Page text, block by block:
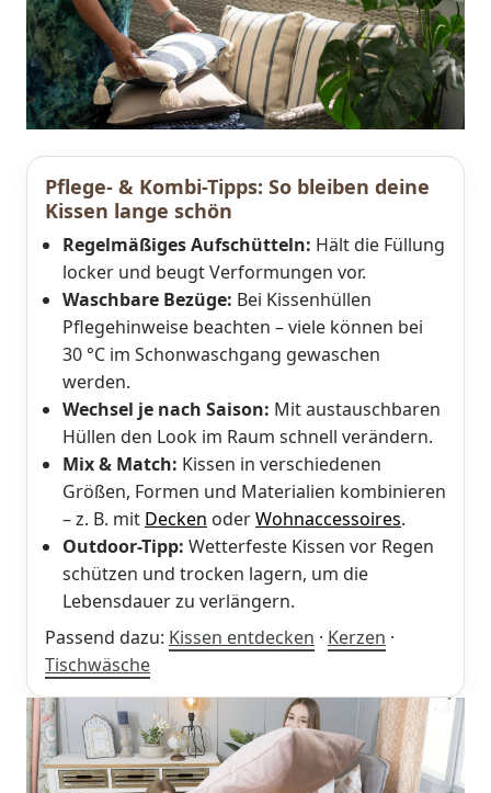
Pflege- & Kombi-Tipps: So bleiben deine
Kissen lange schön
Regelmäßiges Aufschütteln: Hält die Füllung
locker und beugt Verformungen vor.
Waschbare Bezüge: Bei Kissenhüllen
Pflegehinweise beachten – viele können bei
30 °C im Schonwaschgang gewaschen
werden.
Wechsel je nach Saison: Mit austauschbaren
Hüllen den Look im Raum schnell verändern.
Mix & Match: Kissen in verschiedenen
Größen, Formen und Materialien kombinieren
– z. B. mit Decken oderWohnaccessoires.
Outdoor-Tipp: Wetterfeste Kissen vor Regen
schützen und trocken lagern, um die
Lebensdauer zu verlängern.
Passend dazu: Kissen entdecken · Kerzen ·
Tischwäsche